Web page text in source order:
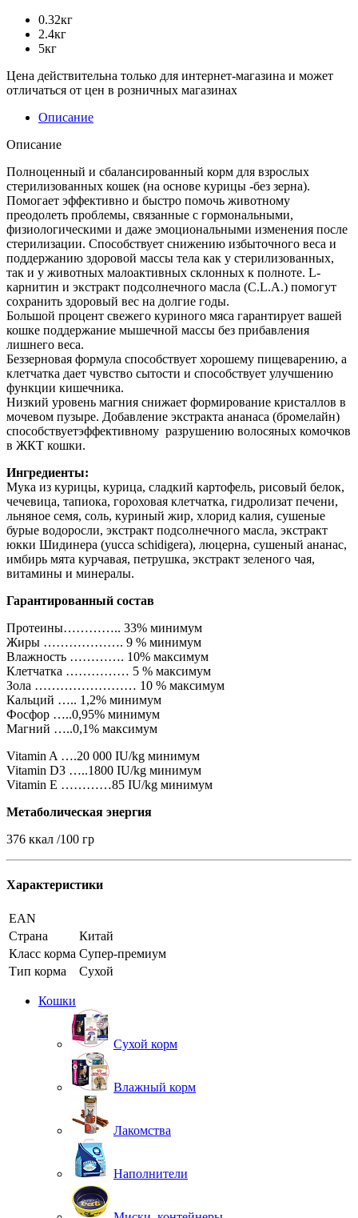
0.32кг
2.4кг
5кг
Цена действительна только для интернет-магазина и может
отличаться от цен в розничных магазинах
Описание
Описание
Полноценный и сбалансированный корм для взрослых
стерилизованных кошек (на основе курицы -без зерна).
Помогает эффективно и быстро помочь животному
преодолеть проблемы, связанные с гормональными,
физиологическими и даже эмоциональными изменения после
стерилизации. Способствует снижению избыточного веса и
поддержанию здоровой массы тела как у стерилизованных,
так и у животных малоактивных склонных к полноте. L-
карнитин и экстракт подсолнечного масла (C.L.A.) помогут
сохранить здоровый вес на долгие годы.
Большой процент свежего куриного мяса гарантирует вашей
кошке поддержание мышечной массы без прибавления
лишнего веса.
Беззерновая формула способствует хорошему пищеварению, а
клетчатка дает чувство сытости и способствует улучшению
функции кишечника.
Низкий уровень магния снижает формирование кристаллов в
мочевом пузыре. Добавление экстракта ананаса (бромелайн)
способствуетэффективному разрушению волосяных комочков
в ЖКТ кошки.
Ингредиенты:
Мука из курицы, курица, сладкий картофель, рисовый белок,
чечевица, тапиока, гороховая клетчатка, гидролизат печени,
льняное семя, соль, куриный жир, хлорид калия, сушеные
бурые водоросли, экстракт подсолнечного масла, экстракт
юкки Шидинера (yucca schidigera), люцерна, сушеный ананас,
имбирь мята курчавая, петрушка, экстракт зеленого чая,
витамины и минералы.
Гарантированный состав
Протеины………….. 33% минимум
Жиры ………………. 9 % минимум
Влажность …………. 10% максимум
Клетчатка …………… 5 % максимум
Зола …………………… 10 % максимум
Кальций ….. 1,2% минимум
Фосфор …..0,95% минимум
Магний …..0,1% максимум
Vitamin A ….20 000 IU/kg минимум
Vitamin D3 …..1800 IU/kg минимум
Vitamin E …………85 IU/kg минимум
Метаболическая энергия
376 ккал /100 гр
Характеристики
EAN
Страна
Китай
Класс корма Супер-премиум
Тип корма
Сухой
Кошки
Сухой корм
Влажный корм
Лакомства
Наполнители